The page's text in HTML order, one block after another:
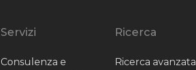
Servizi
Consulenza e
Ricerca
Ricerca avanzata